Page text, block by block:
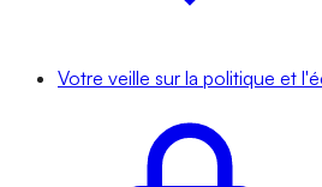
Votre veille sur la politique et